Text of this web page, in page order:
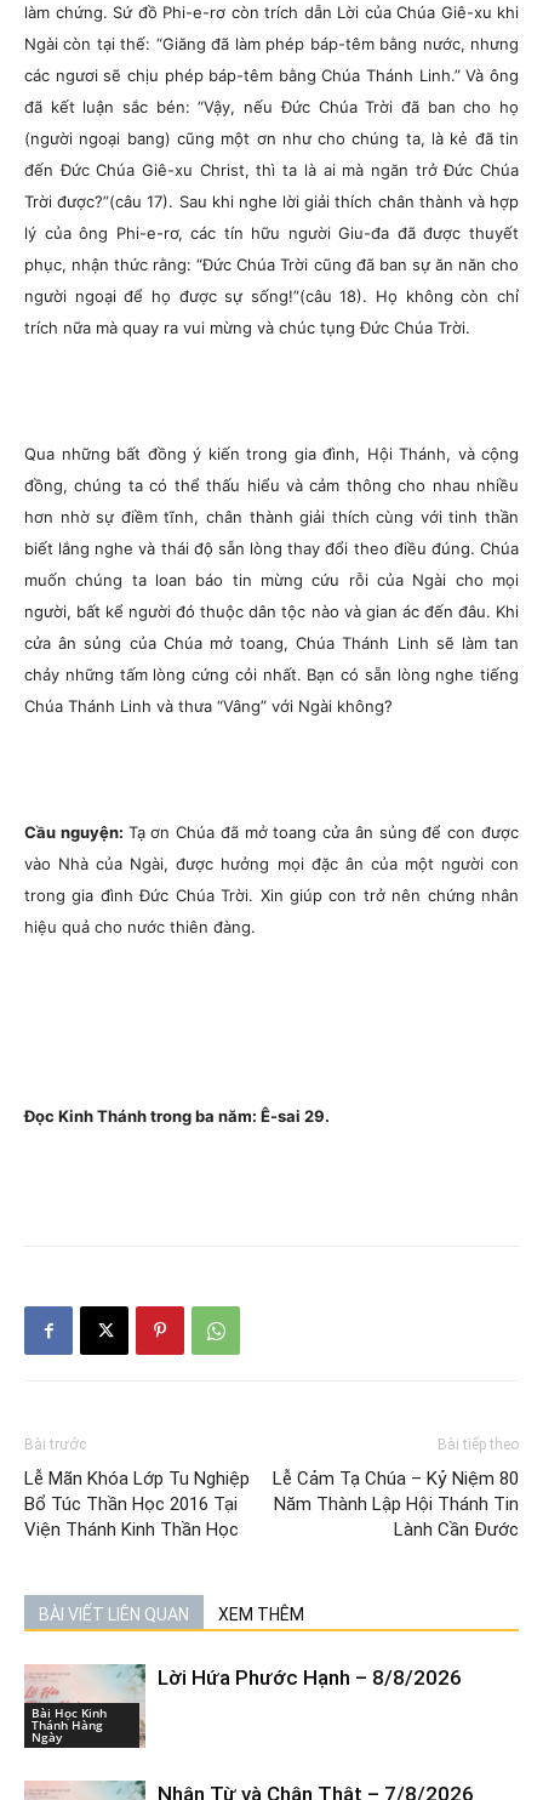
làm chứng. Sứ đồ Phi-e-rơ còn trích dẫn Lời của Chúa Giê-xu khi
Ngài còn tại thế: “Giăng đã làm phép báp-têm bằng nước, nhưng
các ngươi sẽ chịu phép báp-têm bằng Chúa Thánh Linh.” Và ông
đã kết luận sắc bén: “Vậy, nếu Đức Chúa Trời đã ban cho họ
(người ngoại bang) cũng một ơn như cho chúng ta, là kẻ đã tin
đến Đức Chúa Giê-xu Christ, thì ta là ai mà ngăn trở Đức Chúa
Trời được?”(câu 17). Sau khi nghe lời giải thích chân thành và hợp
lý của ông Phi-e-rơ, các tín hữu người Giu-đa đã được thuyết
phục, nhận thức rằng: “Đức Chúa Trời cũng đã ban sự ăn năn cho
người ngoại để họ được sự sống!”(câu 18). Họ không còn chỉ
trích nữa mà quay ra vui mừng và chúc tụng Đức Chúa Trời.
Qua những bất đồng ý kiến trong gia đình, Hội Thánh, và cộng
đồng, chúng ta có thể thấu hiểu và cảm thông cho nhau nhiều
hơn nhờ sự điềm tĩnh, chân thành giải thích cùng với tinh thần
biết lắng nghe và thái độ sẵn lòng thay đổi theo điều đúng. Chúa
muốn chúng ta loan báo tin mừng cứu rỗi của Ngài cho mọi
người, bất kể người đó thuộc dân tộc nào và gian ác đến đâu. Khi
cửa ân sủng của Chúa mở toang, Chúa Thánh Linh sẽ làm tan
chảy những tấm lòng cứng cỏi nhất. Bạn có sẵn lòng nghe tiếng
Chúa Thánh Linh và thưa “Vâng” với Ngài không?
Cầu nguyện: Tạ ơn Chúa đã mở toang cửa ân sủng để con được
vào Nhà của Ngài, được hưởng mọi đặc ân của một người con
trong gia đình Đức Chúa Trời. Xin giúp con trở nên chứng nhân
hiệu quả cho nước thiên đàng.
Đọc Kinh Thánh trong ba năm: Ê-sai 29.
Bài trước
Lễ Mãn Khóa Lớp Tu Nghiệp
Bổ Túc Thần Học 2016 Tại
Viện Thánh Kinh Thần Học
Bài tiếp theo
Lễ Cảm Tạ Chúa – Kỷ Niệm 80
Năm Thành Lập Hội Thánh Tin
Lành Cần Đước
BÀI VIẾT LIÊN QUAN XEM THÊM
Bài Học Kinh
Thánh Hàng
Ngày
Lời Hứa Phước Hạnh – 8/8/2026
Nhân Từ và Chân Thật – 7/8/2026